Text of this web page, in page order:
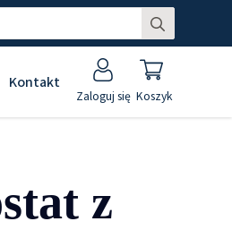
for:
Kontakt
Zaloguj się Koszyk
z